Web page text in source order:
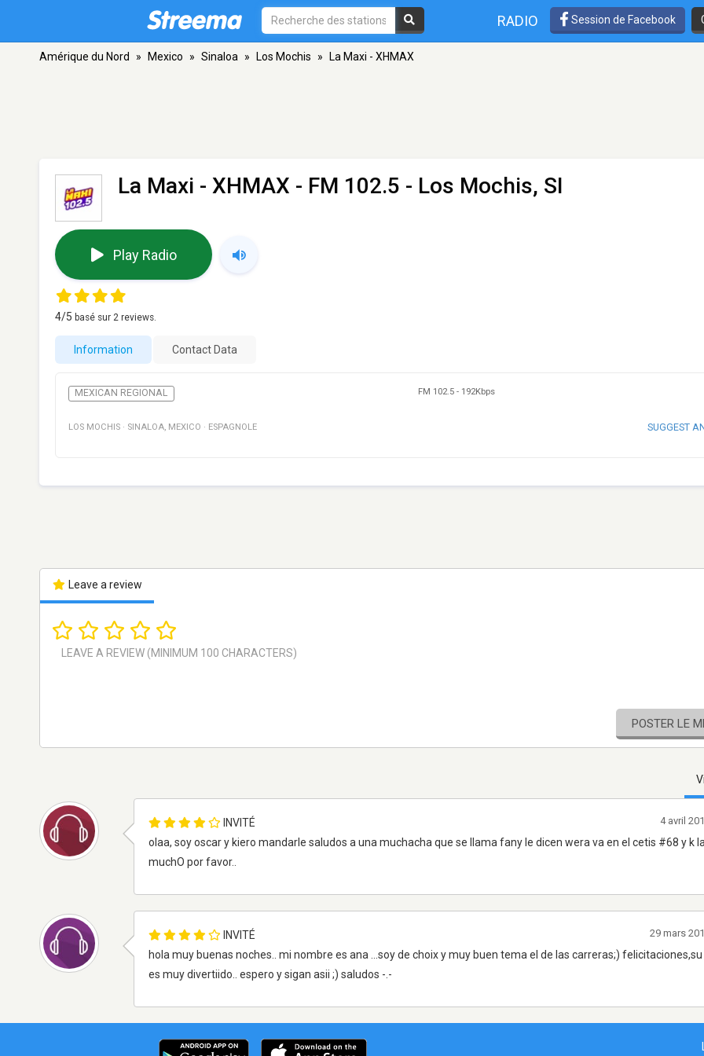
RADIO Session de Facebook
Amérique du Nord » Mexico » Sinaloa » Los Mochis » La Maxi - XHMAX
La Maxi - XHMAX - FM 102.5 - Los Mochis, SI
Play Radio
4/5 basé sur 2 reviews.
Information Contact Data
MEXICAN REGIONAL FM 102.5 - 192Kbps
LOS MOCHIS · SINALOA, MEXICO · ESPAGNOLE SUGGEST
Leave a review
POSTER LE
INVITÉ
olaa, soy oscar y kiero mandarle saludos a una muchacha que se llama fany le dicen wera va en el cetis #68 y k
muchO por favor..
4 avril
INVITÉ
hola muy buenas noches.. mi nombre es ana ...soy de choix y muy buen tema el de las carreras;)
es muy divertiido.. espero y sigan asii ;) saludos -.-
29 mars